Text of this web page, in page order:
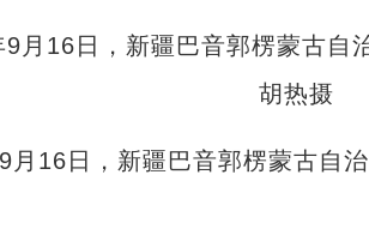
月16日，新疆巴音郭楞蒙古自